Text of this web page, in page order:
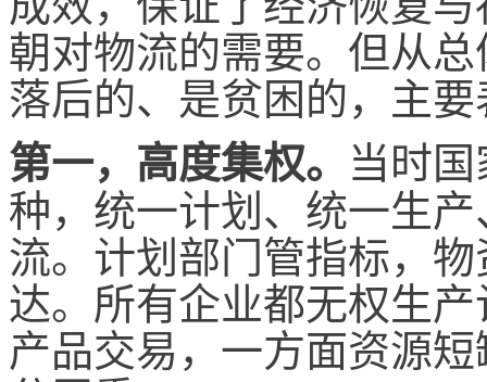
朝对物流的需要。但从
落后的、是贫困的，主
第一，高度集权。 当时
种，统一计划、统一生
流。计划部门管指标，
达。所有企业都无权生
产品交易，一方面资源